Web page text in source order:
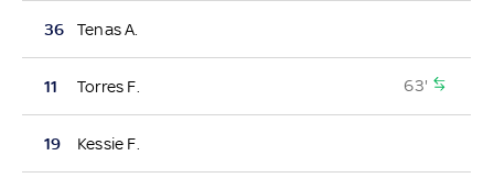
36 Tenas A.
11 Torres F. 63'
19 Kessie F.